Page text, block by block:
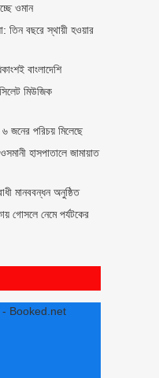
ওমান
তিন বছরে স্থায়ী হওয়ার
বাংলাদেশি
মিউজিক
জনের পরিচয় মিলেছে
হাসপাতালে জামায়াত
মানববন্ধন অনুষ্ঠিত
গোসলে নেমে পর্যটকের